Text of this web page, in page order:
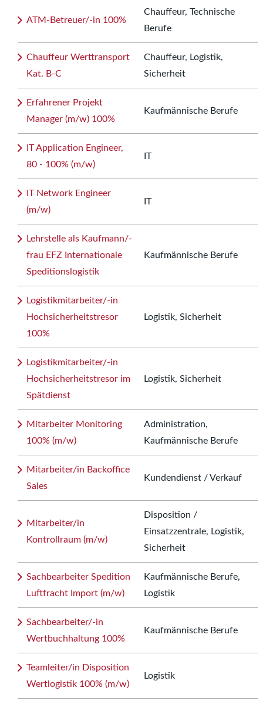
ATM-Betreuer/-in 100%
Chauffeur, Technische
Berufe
Chauffeur Werttransport
Kat. B-C
Chauffeur, Logistik,
Sicherheit
Erfahrener Projekt
Manager (m/w) 100%
Kaufmännische Berufe
IT Application Engineer,
80 - 100% (m/w)
IT
IT Network Engineer
(m/w)
IT
Lehrstelle als Kaufmann/-
frau EFZ Internationale
Speditionslogistik
Kaufmännische Berufe
Logistikmitarbeiter/-in
Hochsicherheitstresor
100%
Logistik, Sicherheit
Logistikmitarbeiter/-in
Hochsicherheitstresor im
Spätdienst
Logistik, Sicherheit
Mitarbeiter Monitoring
100% (m/w)
Administration,
Kaufmännische Berufe
Mitarbeiter/in Backoffice
Sales
Kundendienst / Verkauf
Mitarbeiter/in
Kontrollraum (m/w)
Disposition /
Einsatzzentrale, Logistik,
Sicherheit
Sachbearbeiter Spedition
Luftfracht Import (m/w)
Kaufmännische Berufe,
Logistik
Sachbearbeiter/-in
Wertbuchhaltung 100%
Kaufmännische Berufe
Teamleiter/in Disposition
Wertlogistik 100% (m/w)
Logistik